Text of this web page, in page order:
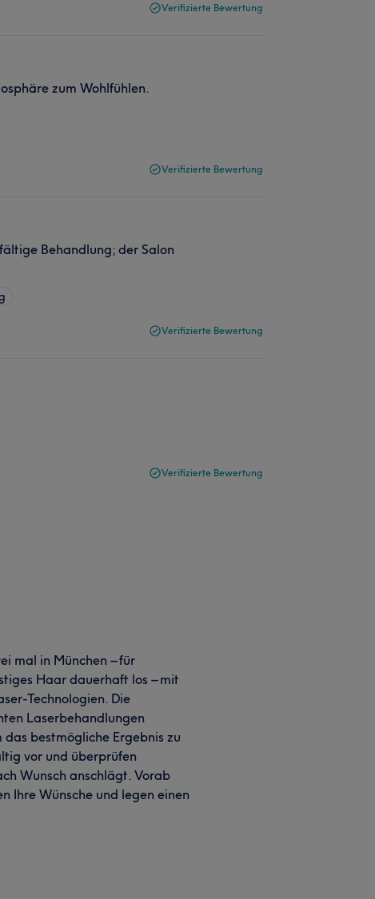
Verifizierte Bewertung
zum Wohlfühlen.
Verifizierte Bewertung
Behandlung; der Salon
Verifizierte Bewertung
Verifizierte Bewertung
mal in München – für
Haar dauerhaft los – mit
Technologien. Die
Laserbehandlungen
bestmögliche Ergebnis zu
vor und überprüfen
Wunsch anschlägt. Vorab
Ihre Wünsche und legen einen